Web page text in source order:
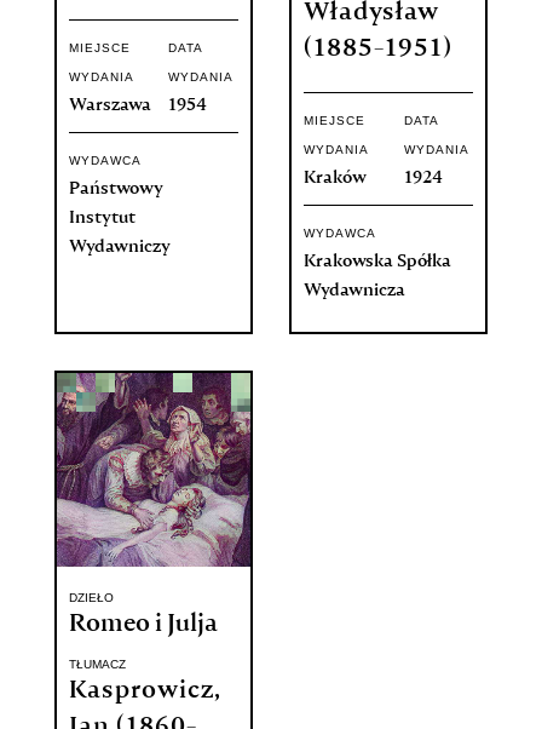
MIEJSCE
WYDANIA
Warszawa
DATA
WYDANIA
1954
WYDAWCA
Państwowy
Instytut
Wydawniczy
Władysław
(1885-1951)
MIEJSCE
WYDANIA
Kraków
DATA
WYDANIA
1924
WYDAWCA
Krakowska Spółka
Wydawnicza
DZIEŁO
Romeo i Julja
TŁUMACZ
Kasprowicz,